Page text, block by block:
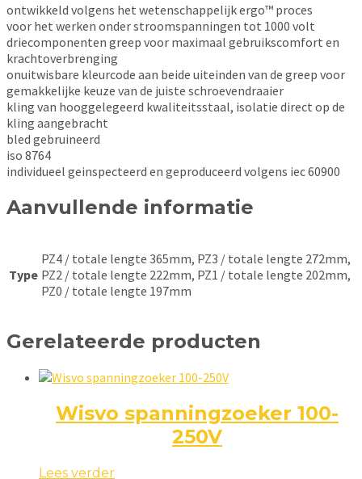
ontwikkeld volgens het wetenschappelijk ergo™ proces
voor het werken onder stroomspanningen tot 1000 volt
driecomponenten greep voor maximaal gebruikscomfort en
krachtoverbrenging
onuitwisbare kleurcode aan beide uiteinden van de greep voor
gemakkelijke keuze van de juiste schroevendraaier
kling van hooggelegeerd kwaliteitsstaal, isolatie direct op de
kling aangebracht
bled gebruineerd
iso 8764
individueel geinspecteerd en geproduceerd volgens iec 60900
Aanvullende informatie
Type
PZ4 / totale lengte 365mm, PZ3 / totale lengte 272mm,
PZ2 / totale lengte 222mm, PZ1 / totale lengte 202mm,
PZ0 / totale lengte 197mm
Gerelateerde producten
Wisvo spanningzoeker 100-
250V
Lees verder